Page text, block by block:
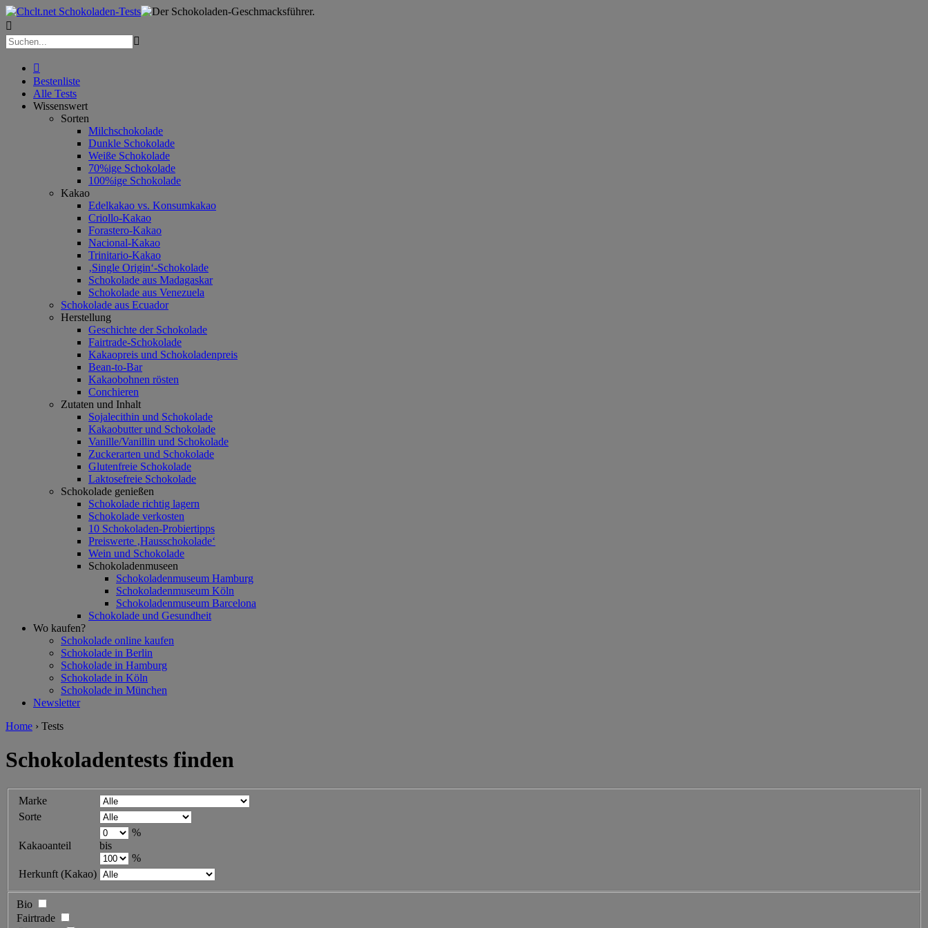



Bestenliste
Alle Tests
Wissenswert
Sorten
Milchschokolade
Dunkle Schokolade
Weiße Schokolade
70%ige Schokolade
100%ige Schokolade
Kakao
Edelkakao vs. Konsumkakao
Criollo-Kakao
Forastero-Kakao
Nacional-Kakao
Trinitario-Kakao
‚Single Origin‘-Schokolade
Schokolade aus Madagaskar
Schokolade aus Venezuela
Schokolade aus Ecuador
Herstellung
Geschichte der Schokolade
Fairtrade-Schokolade
Kakaopreis und Schokoladenpreis
Bean-to-Bar
Kakaobohnen rösten
Conchieren
Zutaten und Inhalt
Sojalecithin und Schokolade
Kakaobutter und Schokolade
Vanille/Vanillin und Schokolade
Zuckerarten und Schokolade
Glutenfreie Schokolade
Laktosefreie Schokolade
Schokolade genießen
Schokolade richtig lagern
Schokolade verkosten
10 Schokoladen-Probiertipps
Preiswerte ‚Hausschokolade‘
Wein und Schokolade
Schokoladenmuseen
Schokoladenmuseum Hamburg
Schokoladenmuseum Köln
Schokoladenmuseum Barcelona
Schokolade und Gesundheit
Wo kaufen?
Schokolade online kaufen
Schokolade in Berlin
Schokolade in Hamburg
Schokolade in Köln
Schokolade in München
Newsletter
Home › Tests
Schokoladentests finden
Marke
Sorte
Kakaoanteil
%
bis
%
Herkunft (Kakao)
Bio
Fairtrade